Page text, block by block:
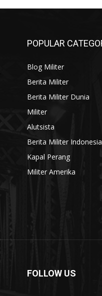
POPULAR
Blog Militer
Berita Militer
Berita Militer Dunia
Militer
Alutsista
Berita Militer Indonesia
Kapal Perang
Militer Amerika
FOLLOW US